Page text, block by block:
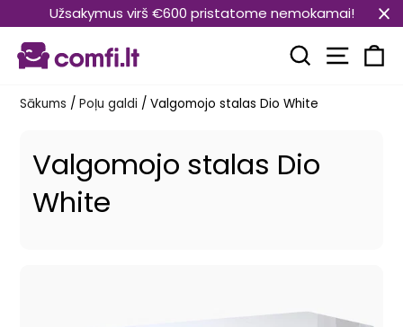
uz
saturu
Užsakymus virš €600 pristatome nemokamai!
Meklēt
Sākums / Poļu galdi / Valgomojo stalas Dio White
Valgomojo stalas Dio
White